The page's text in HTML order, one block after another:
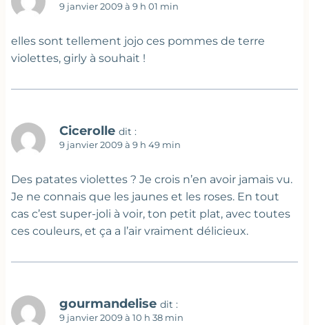
9 janvier 2009 à 9 h 01 min
elles sont tellement jojo ces pommes de terre
violettes, girly à souhait !
Cicerolle dit :
9 janvier 2009 à 9 h 49 min
Des patates violettes ? Je crois n’en avoir jamais vu.
Je ne connais que les jaunes et les roses. En tout
cas c’est super-joli à voir, ton petit plat, avec toutes
ces couleurs, et ça a l’air vraiment délicieux.
gourmandelise dit :
9 janvier 2009 à 10 h 38 min